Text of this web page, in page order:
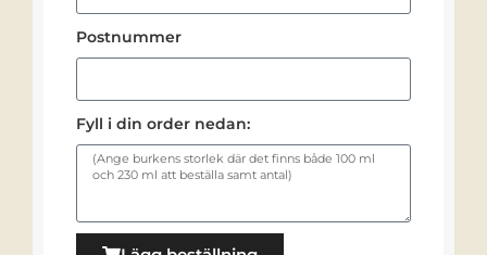
Postnummer
Fyll i din order nedan: